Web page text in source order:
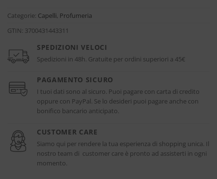
Categorie: Capelli, Profumeria
GTIN: 3700431443311
SPEDIZIONI VELOCI
Spedizioni in 48h. Gratuite per ordini superiori a 45€
PAGAMENTO SICURO
I tuoi dati sono al sicuro. Puoi pagare con carta di credito
oppure con PayPal. Se lo desideri puoi pagare anche con
bonifico bancario anticipato.
CUSTOMER CARE
Siamo qui per rendere la tua esperienza di shopping unica. Il
nostro team di customer care è pronto ad assisterti in ogni
momento.